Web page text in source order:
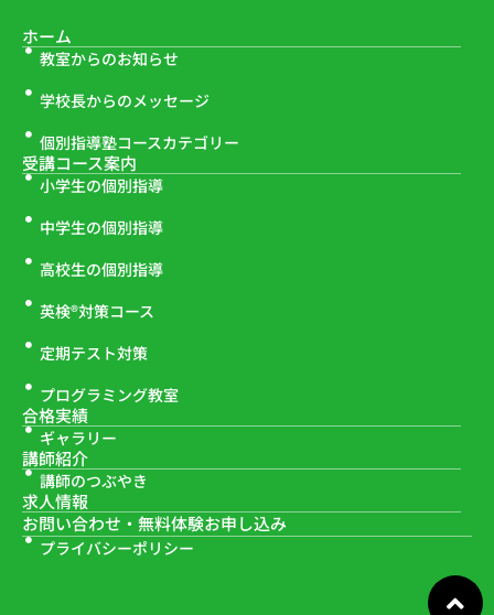
ホーム
教室からのお知らせ
学校長からのメッセージ
個別指導塾コースカテゴリー
受講コース案内
小学生の個別指導
中学生の個別指導
高校生の個別指導
英検®対策コース
定期テスト対策
プログラミング教室
合格実績
ギャラリー
講師紹介
講師のつぶやき
求人情報
お問い合わせ・ 無料体験お申し込み
プライバシーポリシー